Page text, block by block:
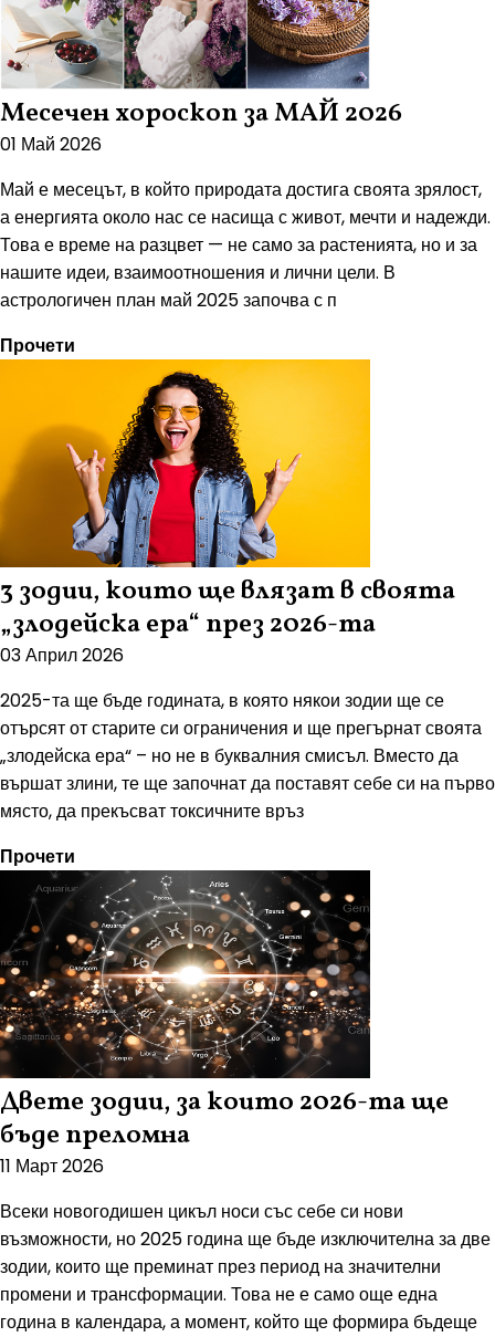
Месечен хороскоп за МАЙ 2026
01 Май 2026
Май е месецът, в който природата достига своята зрялост,
а енергията около нас се насища с живот, мечти и надежди.
Това е време на разцвет — не само за растенията, но и за
нашите идеи, взаимоотношения и лични цели. В
астрологичен план май 2025 започва с п
Прочети
3 зодии, които ще влязат в своята
„злодейска ера“ през 2026-та
03 Април 2026
2025-та ще бъде годината, в която някои зодии ще се
отърсят от старите си ограничения и ще прегърнат своята
„злодейска ера“ – но не в буквалния смисъл. Вместо да
вършат злини, те ще започнат да поставят себе си на първо
място, да прекъсват токсичните връз
Прочети
Двете зодии, за които 2026-та ще
бъде преломна
11 Март 2026
Всеки новогодишен цикъл носи със себе си нови
възможности, но 2025 година ще бъде изключителна за две
зодии, които ще преминат през период на значителни
промени и трансформации. Това не е само още една
година в календара, а момент, който ще формира бъдеще